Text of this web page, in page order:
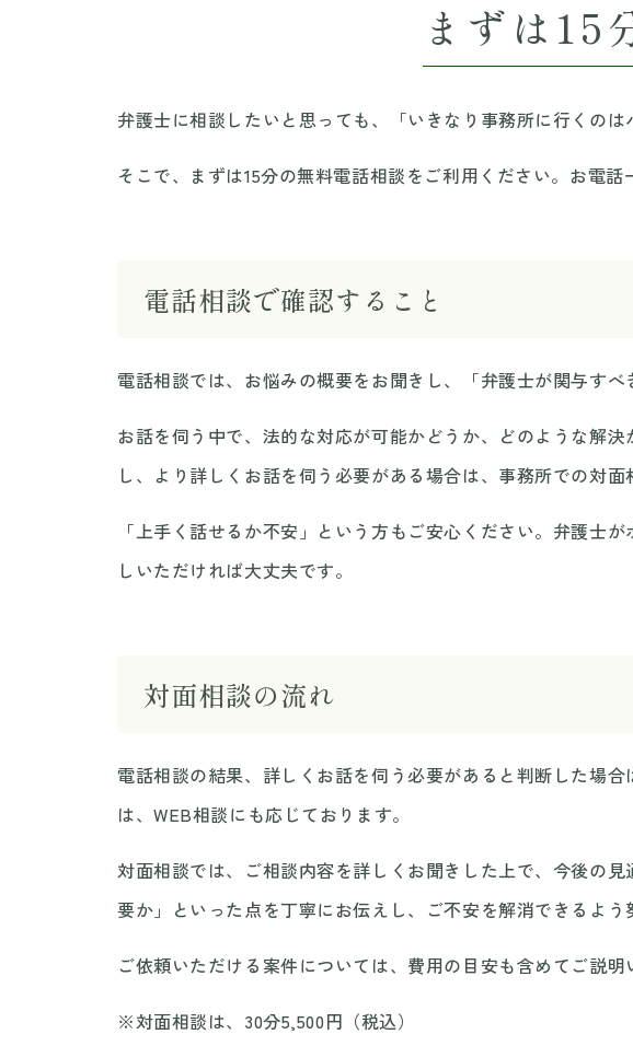
まずは15
弁護士に相談したいと思っても、「いきなり事務所に行くの
そこで、まずは15分の無料電話相談をご利用ください。お電
電話相談で確認すること
電話相談では、お悩みの概要をお聞きし、「弁護士が関与すべ
お話を伺う中で、法的な対応が可能かどうか、どのような解
し、より詳しくお話を伺う必要がある場合は、事務所での対面
「上手く話せるか不安」という方もご安心ください。弁護士
しいただければ大丈夫です。
対面相談の流れ
電話相談の結果、詳しくお話を伺う必要があると判断した場
は、WEB相談にも応じております。
対面相談では、ご相談内容を詳しくお聞きした上で、今後の
要か」といった点を丁寧にお伝えし、ご不安を解消できるよう
ご依頼いただける案件については、費用の目安も含めてご説明
※対面相談は、30分5,500円（税込）